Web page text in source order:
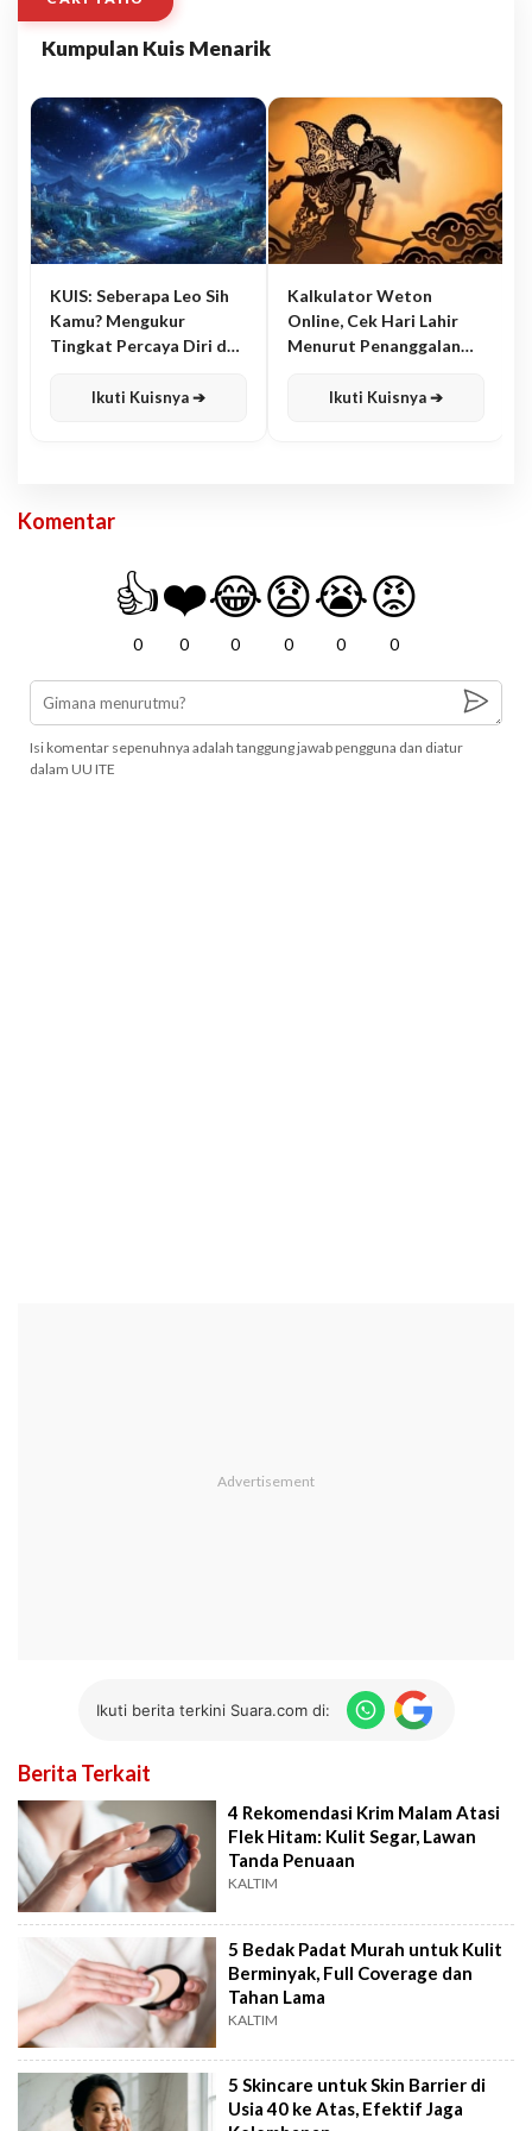
Kumpulan Kuis Menarik
KUIS: Seberapa Leo Sih
Kamu? Mengukur
Tingkat Percaya Diri dan
Ikuti Kuisnya ➔
Kalkulator Weton
Online, Cek Hari Lahir
Menurut Penanggalan
Ikuti Kuisnya ➔
Komentar
👍
0
❤️
0
😂
0
😧
0
😭
0
😡
0
Isi komentar sepenuhnya adalah tanggung jawab pengguna dan diatur
dalam UU ITE
Ikuti berita terkini Suara.com di:
Berita Terkait
4 Rekomendasi Krim Malam Atasi
Flek Hitam: Kulit Segar, Lawan
Tanda Penuaan
KALTIM
5 Bedak Padat Murah untuk Kulit
Berminyak, Full Coverage dan
Tahan Lama
KALTIM
5 Skincare untuk Skin Barrier di
Usia 40 ke Atas, Efektif Jaga